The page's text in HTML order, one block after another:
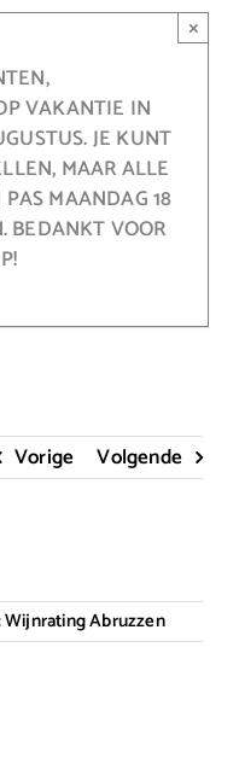
VAKANTIE IN
JE KUNT
MAAR ALLE
MAANDAG 18
BEDANKT VOOR
×
Vorige Volgende
Wijnrating Abruzzen